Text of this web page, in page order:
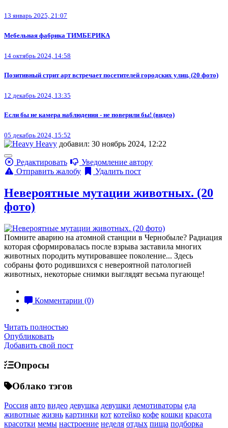
13 январь 2025, 21:07
Мебельная фабрика ТИМБЕРИКА
14 октябрь 2024, 14:58
Позитивный стрит арт встречает посетителей городских улиц. (20 фото)
12 декабрь 2024, 13:35
Если бы не камера наблюдения - не поверили бы! (видео)
05 декабрь 2024, 15:52
Heavy добавил: 30 ноябрь 2024, 12:22
Редактировать
Уведомление автору
Отправить жалобу
Удалить пост
Невероятные мутации животных. (20
фото)
Помните аварию на атомной станции в Чернобыле? Радиация
которая сформировалась после взрыва заставила многих
животных породить мутировавшее поколение... Здесь
собраны фото родившихся с невероятной патологией
животных, некоторые снимки выглядят весьма пугающе!
Комментарии (0)
Читать полностью
Опубликовать
Добавить свой пост
Опросы
Облако тэгов
Россия авто видео девушка девушки демотиваторы еда
животные жизнь картинки кот котейко кофе кошки красота
красотки мемы настроение неделя отдых пища подборка